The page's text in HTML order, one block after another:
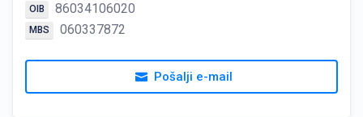
OIB 86034106020
MBS 060337872
Pošalji e-mail